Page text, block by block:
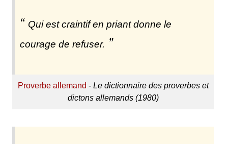
Qui est craintif en priant donne le
courage de refuser.
Proverbe allemand - Le dictionnaire des proverbes et
dictons allemands (1980)